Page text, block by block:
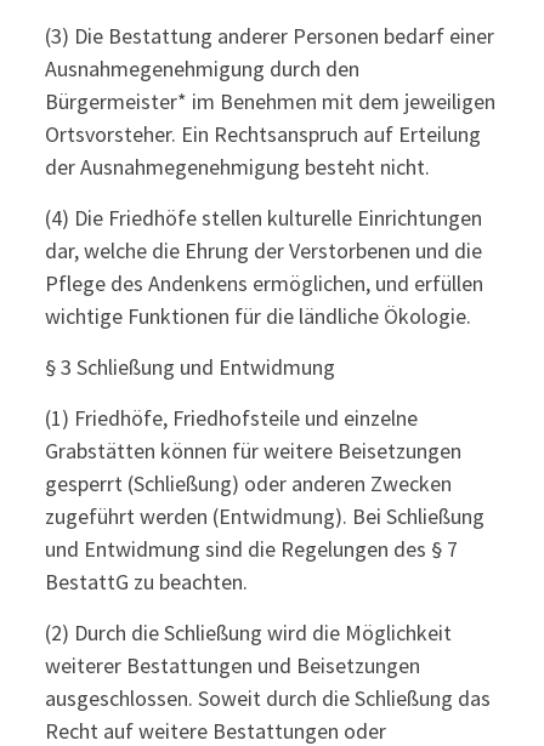
(3) Die Bestattung anderer Personen bedarf einer
Ausnahmegenehmigung durch den
Bürgermeister* im Benehmen mit dem jeweiligen
Ortsvorsteher. Ein Rechtsanspruch auf Erteilung
der Ausnahmegenehmigung besteht nicht.
(4) Die Friedhöfe stellen kulturelle Einrichtungen
dar, welche die Ehrung der Verstorbenen und die
Pflege des Andenkens ermöglichen, und erfüllen
wichtige Funktionen für die ländliche Ökologie.
§ 3 Schließung und Entwidmung
(1) Friedhöfe, Friedhofsteile und einzelne
Grabstätten können für weitere Beisetzungen
gesperrt (Schließung) oder anderen Zwecken
zugeführt werden (Entwidmung). Bei Schließung
und Entwidmung sind die Regelungen des § 7
BestattG zu beachten.
(2) Durch die Schließung wird die Möglichkeit
weiterer Bestattungen und Beisetzungen
ausgeschlossen. Soweit durch die Schließung das
Recht auf weitere Bestattungen oder